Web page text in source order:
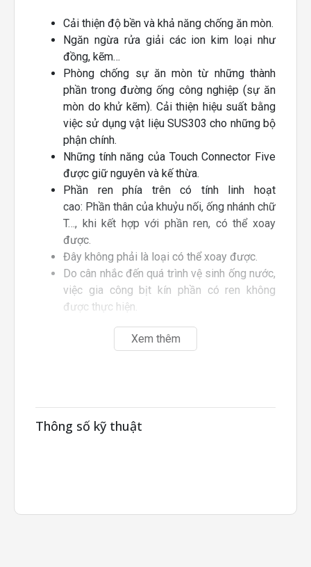
Cải thiện độ bền và khả năng chống ăn mòn.
Ngăn ngừa rửa giải các ion kim loại như
đồng, kẽm…
Phòng chống sự ăn mòn từ những thành
phần trong đường ống công nghiệp (sự ăn
mòn do khử kẽm). Cải thiện hiệu suất bằng
việc sử dụng vật liệu SUS303 cho những bộ
phận chính.
Những tính năng của Touch Connector Five
được giữ nguyên và kế thừa.
Phần ren phía trên có tính linh hoạt
cao: Phần thân của khuỷu nối, ống nhánh chữ
T…, khi kết hợp với phần ren, có thể xoay
được.
Đây không phải là loại có thể xoay được.
Do cân nhắc đến quá trình vệ sinh ống nước,
việc gia công bịt kín phần có ren không
được thực hiện.
Xem thêm
Thông số kỹ thuật